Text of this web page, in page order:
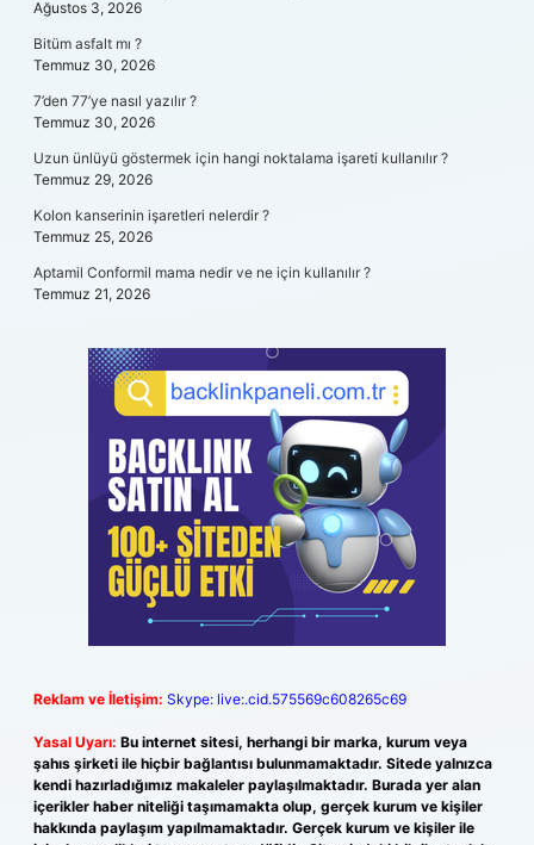
Ağustos 3, 2026
Bitüm asfalt mı ?
Temmuz 30, 2026
7’den 77’ye nasıl yazılır ?
Temmuz 30, 2026
Uzun ünlüyü göstermek için hangi noktalama işareti kullanılır ?
Temmuz 29, 2026
Kolon kanserinin işaretleri nelerdir ?
Temmuz 25, 2026
Aptamil Conformil mama nedir ve ne için kullanılır ?
Temmuz 21, 2026
Reklam ve İletişim: Skype: live:.cid.575569c608265c69
Yasal Uyarı: Bu internet sitesi, herhangi bir marka, kurum veya
şahıs şirketi ile hiçbir bağlantısı bulunmamaktadır. Sitede yalnızca
kendi hazırladığımız makaleler paylaşılmaktadır. Burada yer alan
içerikler haber niteliği taşımamakta olup, gerçek kurum ve kişiler
hakkında paylaşım yapılmamaktadır. Gerçek kurum ve kişiler ile